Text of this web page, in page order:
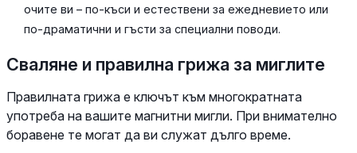
очите ви – по-къси и естествени за ежедневието или
по-драматични и гъсти за специални поводи.
Сваляне и правилна грижа за миглите
Правилната грижа е ключът към многократната
употреба на вашите магнитни мигли. При внимателно
боравене те могат да ви служат дълго време.